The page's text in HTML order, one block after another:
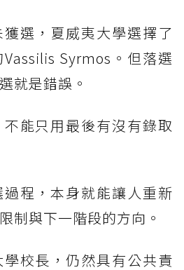
選，夏威夷大學選擇了
Syrmos。但落選
就是錯誤。
能只用最後有沒有錄取
程，本身就能讓人重新
制與下一階段的方向。
校長，仍然具有公共責